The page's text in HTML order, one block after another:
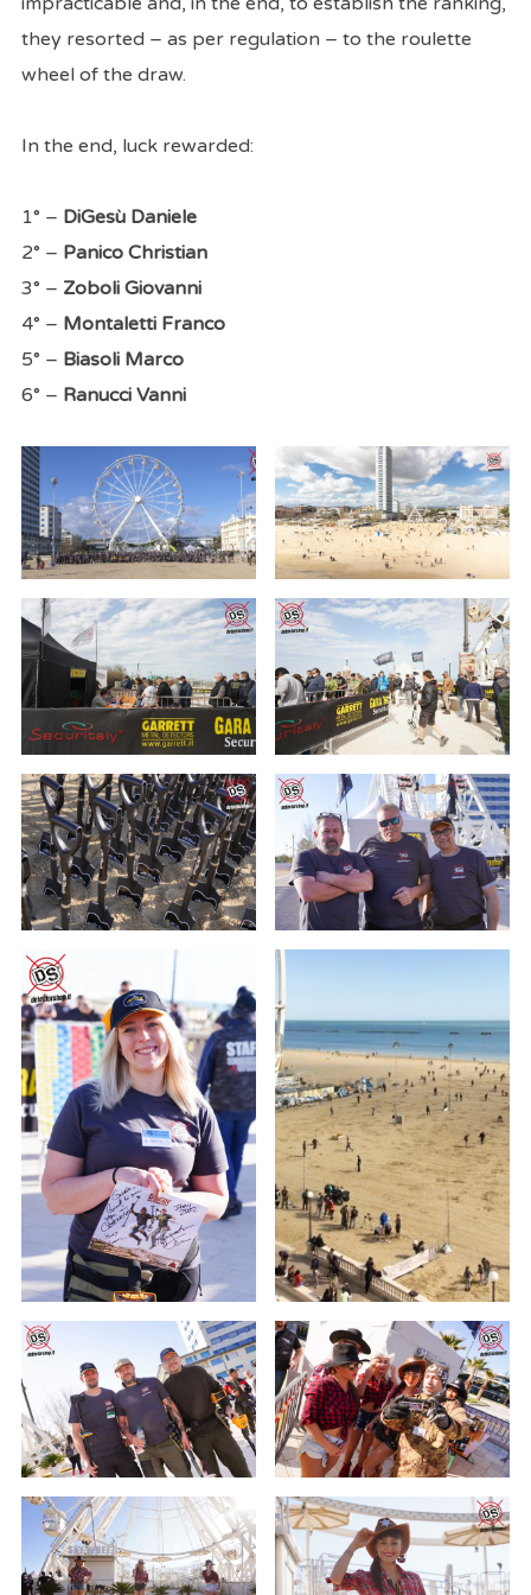
they resorted – as per regulation – to the roulette
wheel of the draw.
In the end, luck rewarded:
1° – DiGesù Daniele
2° – Panico Christian
3° – Zoboli Giovanni
4° – Montaletti Franco
5° – Biasoli Marco
6° – Ranucci Vanni